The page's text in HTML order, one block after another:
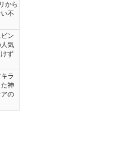
から
不
ン
気
ず
ラ
神
の